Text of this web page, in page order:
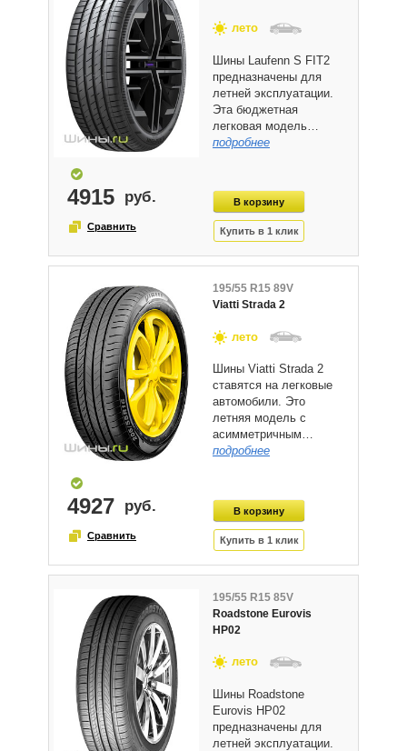
лето
Шины Laufenn S FIT2
предназначены для
летней эксплуатации.
Эта бюджетная
легковая модель…
подробнее
4915
195/55 R15 89V
Viatti Strada 2
лето
Шины Viatti Strada 2
ставятся на легковые
автомобили. Это
летняя модель с
асимметричным…
подробнее
4927
195/55 R15 85V
Roadstone Eurovis
HP02
лето
Шины Roadstone
Eurovis HP02
предназначены для
летней эксплуатации.